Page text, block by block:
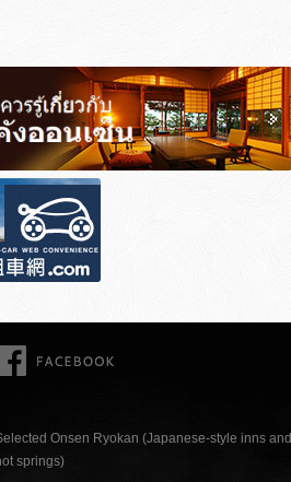
Onsen Ryokan (Japanese-style inns and
springs)